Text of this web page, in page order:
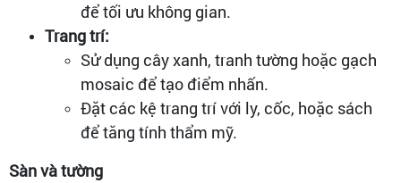
để tối ưu không gian.
Trang trí:
Sử dụng cây xanh, tranh tường hoặc gạch
mosaic để tạo điểm nhấn.
Đặt các kệ trang trí với ly, cốc, hoặc sách
để tăng tính thẩm mỹ.
Sàn và tường